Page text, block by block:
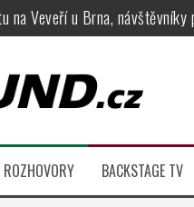
na Veveří u Brna,
Apocalyptica, legendární
legendy Anthrax a Accept
legendárních Camden
ROZHOVORY BACKSTAGE TV